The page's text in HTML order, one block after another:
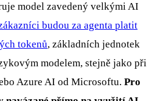
model zavedený velkými AI
budou za agenta platit
tokenů, základních jednotek
modelem, stejně jako při
Azure AI od Microsoftu. Pro